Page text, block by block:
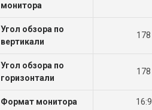
монитора
Угол обзора по
вертикали
178
Угол обзора по
горизонтали
178
Формат монитора 16:9